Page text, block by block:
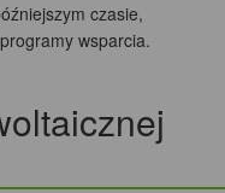
czasie,
wsparcia.